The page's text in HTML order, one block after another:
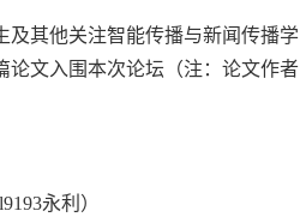
及其他关注智能传播与新闻传播学
论文入围本次论坛（注：论文作者
永利）